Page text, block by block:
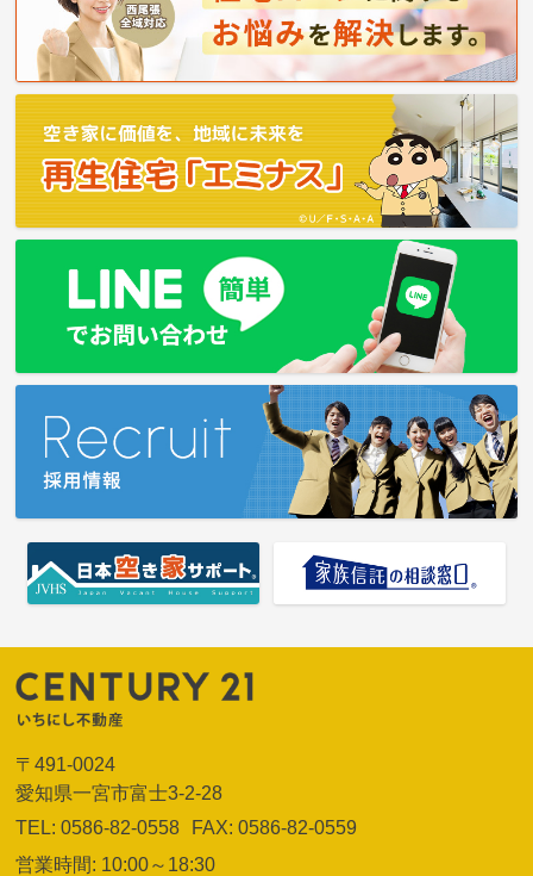
〒491-0024
愛知県一宮市富士3-2-28
TEL: 0586-82-0558
FAX: 0586-82-0559
営業時間: 10:00～18:30